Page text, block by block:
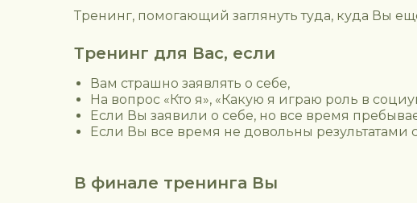
Тренинг, помогающий заглянуть туда, куда Вы
Тренинг для Вас, если
Вам страшно заявлять о себе,
На вопрос «Кто я», «Какую я играю роль в
Если Вы заявили о себе, но все время
Если Вы все время не довольны результатами
В финале тренинга Вы